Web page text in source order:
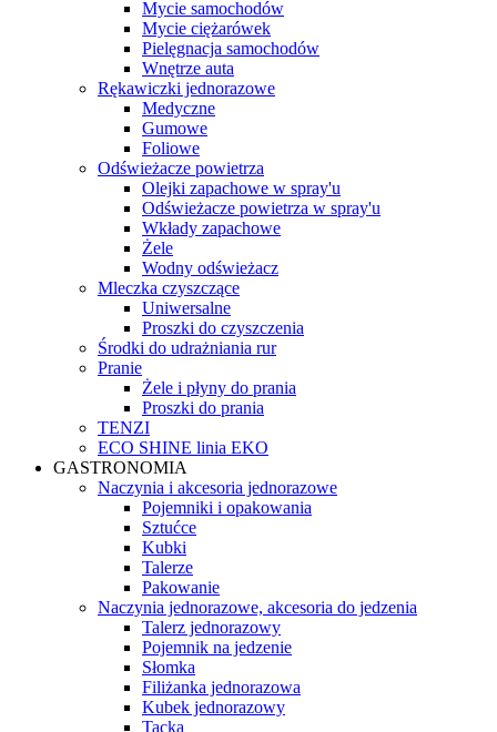
Mycie samochodów
Mycie ciężarówek
Pielęgnacja samochodów
Wnętrze auta
Rękawiczki jednorazowe
Medyczne
Gumowe
Foliowe
Odświeżacze powietrza
Olejki zapachowe w spray'u
Odświeżacze powietrza w spray'u
Wkłady zapachowe
Żele
Wodny odświeżacz
Mleczka czyszczące
Uniwersalne
Proszki do czyszczenia
Środki do udrażniania rur
Pranie
Żele i płyny do prania
Proszki do prania
TENZI
ECO SHINE linia EKO
GASTRONOMIA
Naczynia i akcesoria jednorazowe
Pojemniki i opakowania
Sztućce
Kubki
Talerze
Pakowanie
Naczynia jednorazowe, akcesoria do jedzenia
Talerz jednorazowy
Pojemnik na jedzenie
Słomka
Filiżanka jednorazowa
Kubek jednorazowy
Tacka